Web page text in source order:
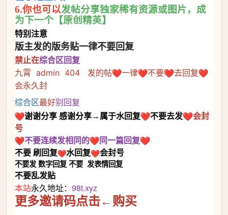
6.你也可以发帖分享独家稀有资源或图片，成
为下一个【原创精英】
特别注意
版主发的版务贴一律不要回复
禁止在综合区回复
九霄 admin 404 发的帖
一律 不要
去回复
会永久封
综合区最好别回复
谢谢分享感谢分享→属于水回复 不要去发
会封
号
不要连续发相同的
同一篇回复
不要 刷回复 水回复 会封号
不要发 数字回复 不要 发表情回复
不要乱发贴
本站永久地址： 98t.xyz
更多邀请码点击←购买